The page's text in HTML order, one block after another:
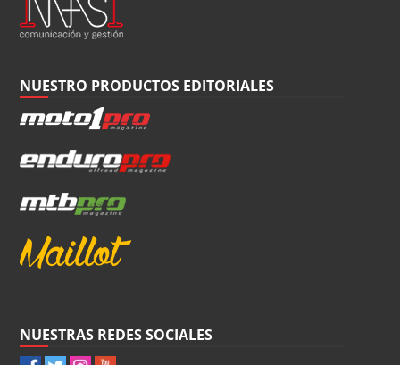
NUESTRO PRODUCTOS EDITORIALES
NUESTRAS REDES SOCIALES